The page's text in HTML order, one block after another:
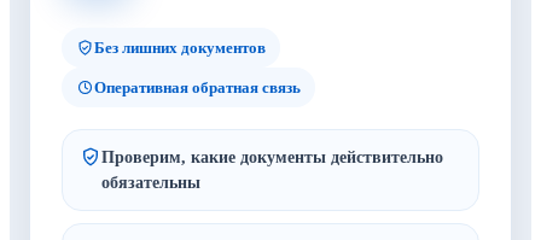
Без лишних документов
Оперативная обратная связь
Проверим, какие документы действительно
обязательны